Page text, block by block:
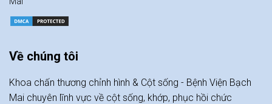
Về chúng tôi
Khoa chấn thương chỉnh hình & Cột sống - Bệnh Viện Bạch
Mai chuyên lĩnh vực về cột sống, khớp, phục hồi chức